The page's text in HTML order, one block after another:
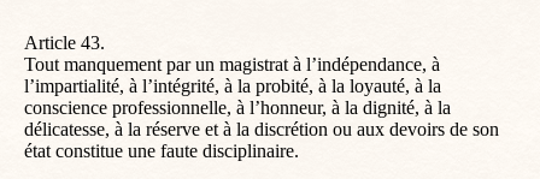
Article 43.
Tout manquement par un magistrat à l’indépendance, à
l’impartialité, à l’intégrité, à la probité, à la loyauté, à la
conscience professionnelle, à l’honneur, à la dignité, à la
délicatesse, à la réserve et à la discrétion ou aux devoirs de son
état constitue une faute disciplinaire.